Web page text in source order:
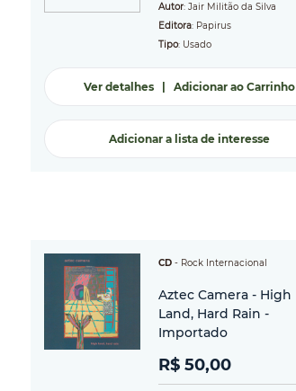
Autor: Jair Militão da Silva
Editora: Papirus
Tipo: Usado
Ver detalhes| Adicionar ao Carrinho
Adicionar a lista de interesse
CD - Rock Internacional
Aztec Camera - High
Land, Hard Rain -
Importado
R$ 50,00